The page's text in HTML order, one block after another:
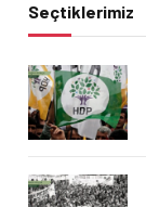
Seçtiklerimiz